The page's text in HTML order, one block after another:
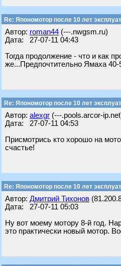
Re: Япономотор после 10 лет
Автор: roman44 (---.nwgsm.ru)
Дата: 27-07-11 04:43
Тогда продолжение - что и как
же...Предпочтительно Ямаха 40-
Re: Япономотор после 10 лет
Автор: alexgr (---.pools.arcor-
Дата: 27-07-11 04:53
Присмотрись кто хорошо на
счастье!
Re: Япономотор после 10 лет
Автор: Дмитрий Тихонов
Дата: 27-07-11 05:03
Ну вот моему мотору 8-й год.
это практически новый мотор.